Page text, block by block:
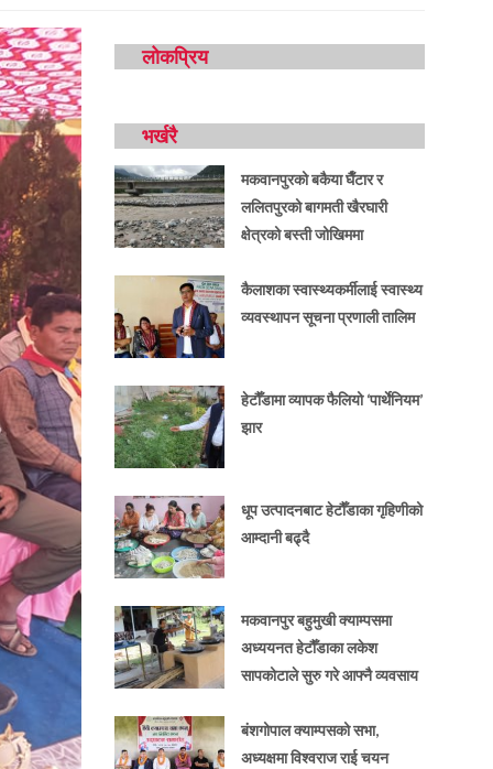
लोकप्रिय
भर्खरै
मकवानपुरको बकैया घैँटार र
ललितपुरको बागमती खैरघारी
क्षेत्रको बस्ती जोखिममा
कैलाशका स्वास्थ्यकर्मीलाई स्वास्थ्य
व्यवस्थापन सूचना प्रणाली तालिम
हेटौँडामा व्यापक फैलियो ‘पार्थेनियम’
झार
धूप उत्पादनबाट हेटौँडाका गृहिणीको
आम्दानी बढ्दै
मकवानपुर बहुमुखी क्याम्पसमा
अध्ययनत हेटौँडाका लकेश
सापकोटाले सुरु गरे आफ्नै व्यवसाय
बंशगोपाल क्याम्पसको सभा,
अध्यक्षमा विश्वराज राई चयन